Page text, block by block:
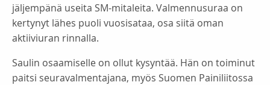
jäljempänä useita SM-mitaleita. Valmennusuraa on
kertynyt lähes puoli vuosisataa, osa siitä oman
aktiiviuran rinnalla.
Saulin osaamiselle on ollut kysyntää. Hän on toiminut
paitsi seuravalmentajana, myös Suomen Painiliitossa